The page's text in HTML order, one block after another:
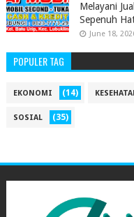
Melayani
Sepenuh
June 18,
POPULER TAG
EKONOMI (14)
SOSIAL (35)